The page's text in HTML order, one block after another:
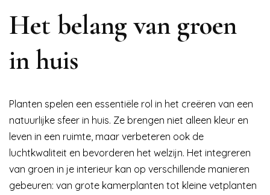
Het belang van groen
in huis
Planten spelen een essentiële rol in het creëren van een
natuurlijke sfeer in huis. Ze brengen niet alleen kleur en
leven in een ruimte, maar verbeteren ook de
luchtkwaliteit en bevorderen het welzijn. Het integreren
van groen in je interieur kan op verschillende manieren
gebeuren: van grote kamerplanten tot kleine vetplanten